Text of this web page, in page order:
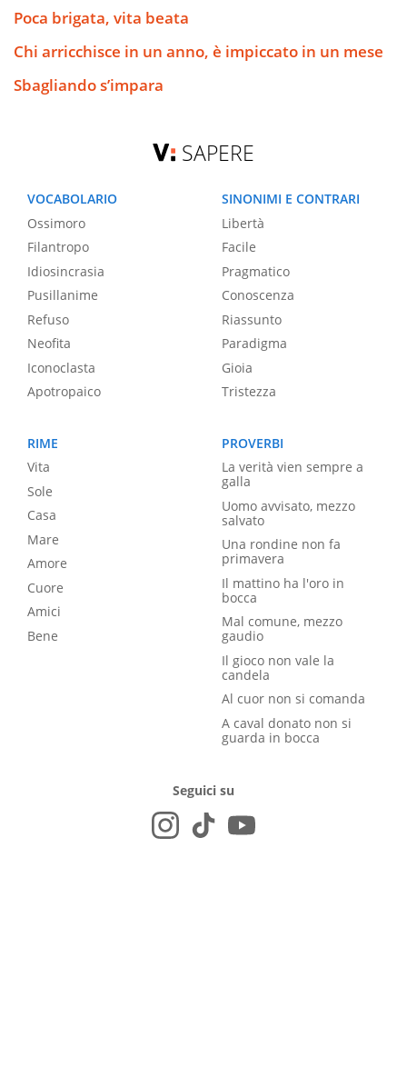
Poca brigata, vita beata
Chi arricchisce in un anno, è impiccato in un mese
Sbagliando s’impara
SAPERE
VOCABOLARIO
Ossimoro
Filantropo
Idiosincrasia
Pusillanime
Refuso
Neofita
Iconoclasta
Apotropaico
SINONIMI E CONTRARI
Libertà
Facile
Pragmatico
Conoscenza
Riassunto
Paradigma
Gioia
Tristezza
RIME
Vita
Sole
Casa
Mare
Amore
Cuore
Amici
Bene
PROVERBI
La verità vien sempre a
galla
Uomo avvisato, mezzo
salvato
Una rondine non fa
primavera
Il mattino ha l'oro in
bocca
Mal comune, mezzo
gaudio
Il gioco non vale la
candela
Al cuor non si comanda
A caval donato non si
guarda in bocca
Seguici su